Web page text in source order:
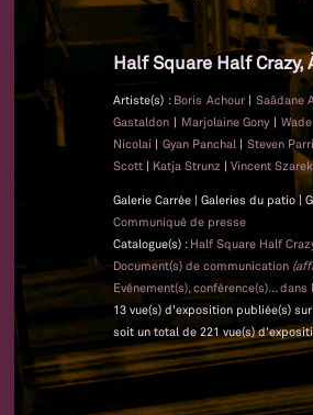
Half Square Half
Artiste(s) : Boris Achour | Saâdane
Gastaldon | Marjolaine Gony |
Nicolai | Gyan Panchal | Steven
Scott | Katja Strunz | Vincent
Galerie Carrée | Galeries du patio |
Communiqué de presse
Catalogue(s) : Half Square Half
Document(s) de communication
Evénement(s), conférence(s)...
13 vue(s) d'exposition publiée(s)
soit un total de 221 vue(s)